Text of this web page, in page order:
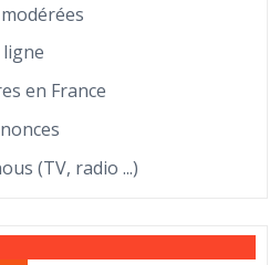
ligne
en France
(TV, radio ...)